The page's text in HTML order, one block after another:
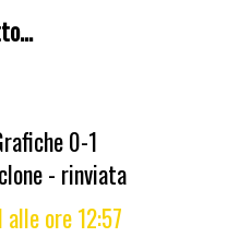
0-1
- rinviata
ore 12:57